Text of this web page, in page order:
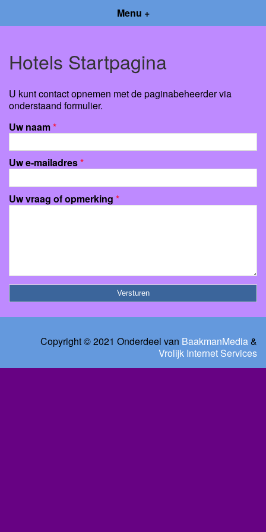
Menu +
Hotels Startpagina
U kunt contact opnemen met de paginabeheerder via
onderstaand formulier.
Uw naam*
Uw e-mailadres*
Uw vraag of opmerking *
Copyright © 2021 Onderdeel van BaakmanMedia&
Vrolijk Internet Services